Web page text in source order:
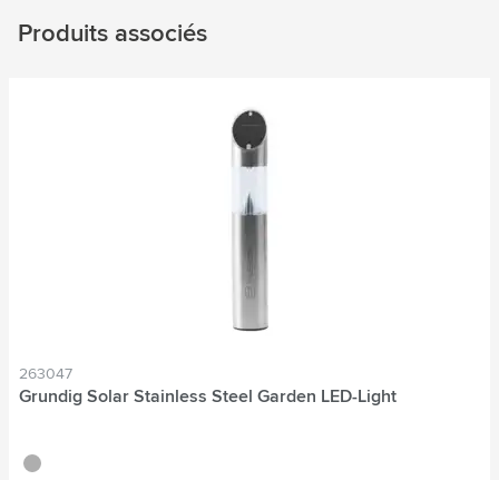
Produits associés
263047
Grundig Solar Stainless Steel Garden LED-Light
argenté